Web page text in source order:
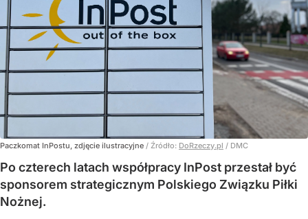
Paczkomat InPostu, zdjęcie ilustracyjne / Źródło: DoRzeczy.pl / DMC
Po czterech latach współpracy InPost przestał być
sponsorem strategicznym Polskiego Związku Piłki
Nożnej.